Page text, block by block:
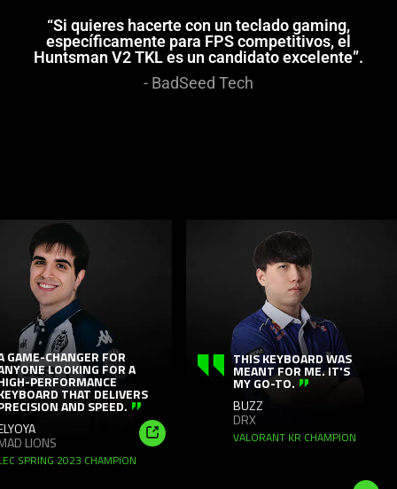
“Si quieres hacerte con un teclado gaming,
específicamente para FPS competitivos, el
Huntsman V2 TKL es un candidato excelente”.
- BadSeed Tech
is
carousel
panning
animation.
Use
the
Play
and
Pause
button
CHANGER FOR
LOOKING FOR A
THAT DELIVERS
AND SPEED.
2023 CHAMPION Shop
THIS KEYBOARD WAS
MEANT FOR ME. IT'S
MY GO-TO.
VALORANT KR CHAMPION